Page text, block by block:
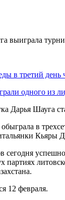
в третий день
одного из
Дарья
обыграла в
Кьяры
сегодня
партиях
12 февраля.